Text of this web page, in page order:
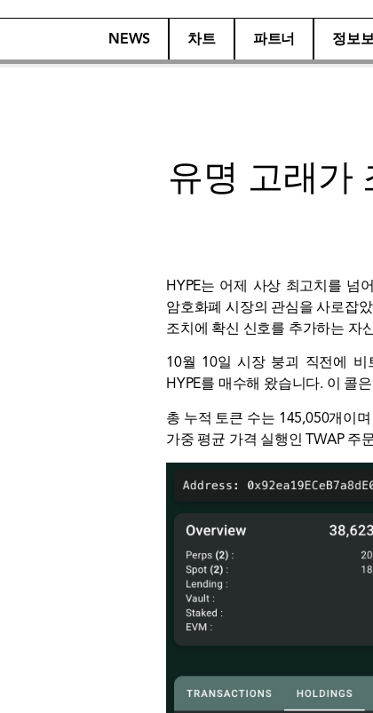
NEWS 차트 파트너 정보
유명 고래가
HYPE는 어제 사상 최고치를 넘
암호화폐 시장의 관심을 사로잡
조치에 확신 신호를 추가하는 자
10월 10일 시장 붕괴 직전에
HYPE를 매수해 왔습니다. 이 콜
총 누적 토큰 수는 145,050개이
가중 평균 가격 실행인 TWAP 주